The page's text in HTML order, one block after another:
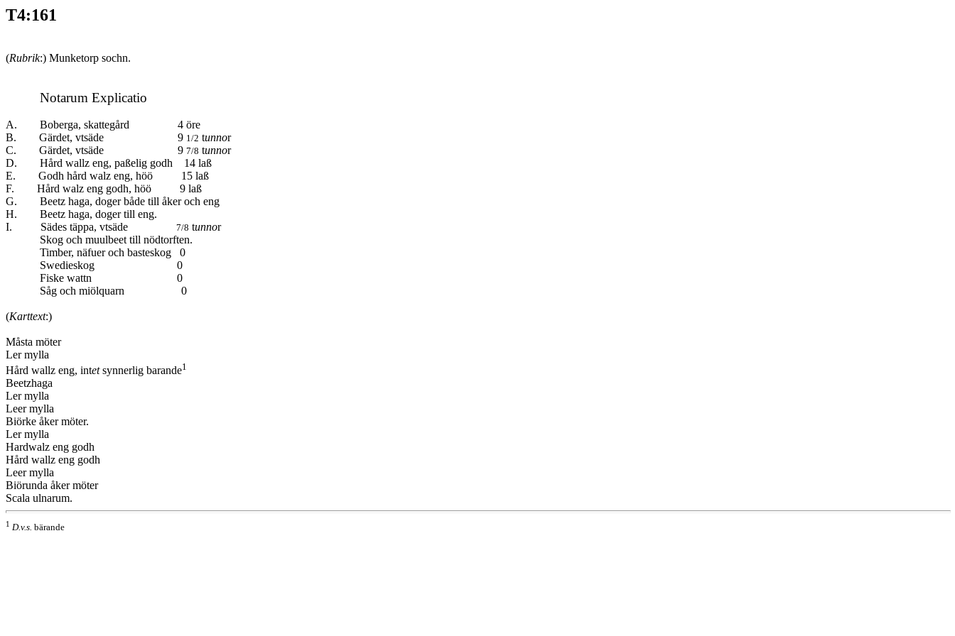
T4:161
(Rubrik:) Munketorp sochn.
Notarum Explicatio
A. Boberga, skattegård 4 öre
B. Gärdet, vtsäde 9 1/2 tunnor
C. Gärdet, vtsäde 9 7/8 tunnor
D. Hård wallz eng, paßelig godh 14 laß
E. Godh hård walz eng, höö 15 laß
F. Hård walz eng godh, höö 9 laß
G. Beetz haga, doger både till åker och eng
H. Beetz haga, doger till eng.
I. Sädes täppa, vtsäde 7/8 tunnor
Skog och muulbeet till nödtorften.
Timber, näfuer och basteskog 0
Swedieskog 0
Fiske wattn 0
Såg och miölquarn 0
(Karttext:)
Måsta möter
Ler mylla
Hård wallz eng, intetsynnerlig barande1
Beetzhaga
Ler mylla
Leer mylla
Biörke åker möter.
Ler mylla
Hardwalz eng godh
Hård wallz eng godh
Leer mylla
Biörunda åker möter
Scala ulnarum.
1 D.v.s. bärande